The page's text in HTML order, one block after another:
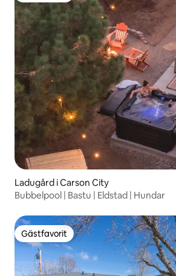
Ladugård i Carson City
Bubbelpool | Bastu | Eldstad | Hundar
Gästfavorit
Gästfavorit